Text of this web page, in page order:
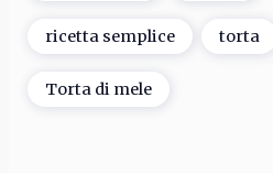
ricetta semplice torta
Torta di mele